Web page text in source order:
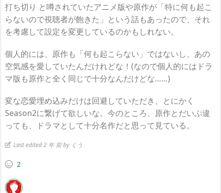
打ち切り と噂されていたアニメ版や原作が「特に何も起こ
らないので視聴者が飽きた」という話もあったので、それ
を考慮して設定を変更しているのかもしれない。
個人的には、原作も「何も起こらない」ではないし、あの
空気感を愛していたんだけれどな！(なので個人的にはドラ
マ版も原作と全く同じで十分なんだけどな……)
変な恋愛埋め込みだけは回避していただき、とにかく
Season2に繋げて欲しいな。今のところ、原作とだいぶ違
っても、ドラマとして十分名作だと思って見ている。
Last edited 2 年 前 by くう
2